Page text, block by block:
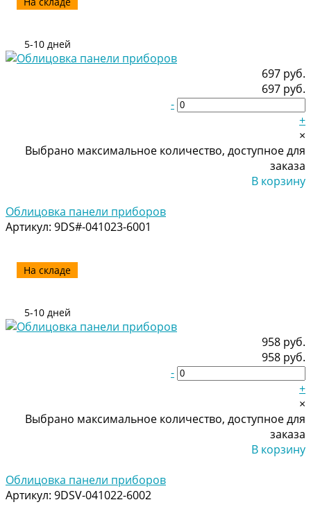
958 руб.
958 руб.
-
+
×
Выбрано максимальное количество, доступное для
заказа
В корзину
Облицовка панели приборов
Артикул: 9DSV-041022-6002
697 руб.
697 руб.
-
+
×
Выбрано максимальное количество, доступное для
заказа
В корзину
Облицовка панели приборов
Артикул: 9DS#-041023-6001
На складе
5-10 дней
5-10 дней